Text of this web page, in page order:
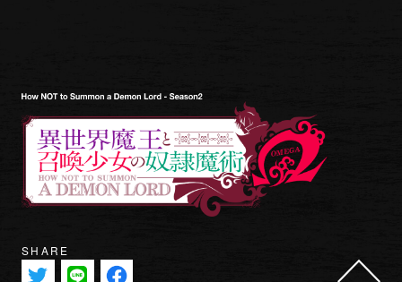
SHARE